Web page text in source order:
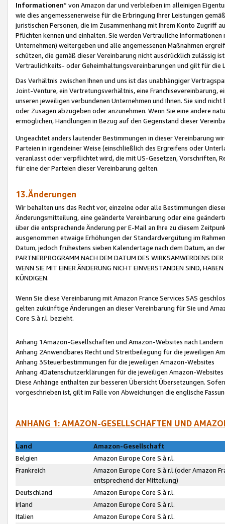
Informationen“ von Amazon dar und verbleiben im alleinigen
wie dies angemessenerweise für die Erbringung Ihrer Leistungen
juristischen Personen, die im Zusammenhang mit Ihrem Konto
Pflichten kennen und einhalten. Sie werden Vertrauliche
Unternehmen) weitergeben und alle angemessenen Maßnahmen
schützen, die gemäß dieser Vereinbarung nicht ausdrücklich zulässig
Vertraulichkeits- oder Geheimhaltungsvereinbarungen und gilt für die
Das Verhältnis zwischen Ihnen und uns ist das unabhängiger
Joint-Venture, ein Vertretungsverhältnis, eine Franchisevereinbarung,
unseren jeweiligen verbundenen Unternehmen und Ihnen. Sie sind
oder Zusagen abzugeben oder anzunehmen. Wenn Sie eine andere
ermöglichen, Handlungen in Bezug auf den Gegenstand dieser
Ungeachtet anders lautender Bestimmungen in dieser Vereinbarung
Parteien in irgendeiner Weise (einschließlich des Ergreifens oder
veranlasst oder verpflichtet wird, die mit US-Gesetzen, Vorschriften,
für eine der Parteien dieser Vereinbarung gelten.
13.Änderungen
Wir behalten uns das Recht vor, einzelne oder alle Bestimmungen
Änderungsmitteilung, eine geänderte Vereinbarung oder eine
über die entsprechende Änderung per E-Mail an Ihre zu diesem
ausgenommen etwaige Erhöhungen der Standardvergütung im
Datum, jedoch frühestens sieben Kalendertage nach dem Datum, an
PARTNERPROGRAMM NACH DEM DATUM DES WIRKSAMWERDENS
WENN SIE MIT EINER ÄNDERUNG NICHT EINVERSTANDEN SIND,
KÜNDIGEN.
Wenn Sie diese Vereinbarung mit Amazon France Services SAS
gelten zukünftige Änderungen an dieser Vereinbarung für Sie und
Core S.à r.l. bezieht.
Anhang 1Amazon-Gesellschaften und Amazon-Websites nach Ländern
Anhang 2Anwendbares Recht und Streitbeilegung für die jeweiligen
Anhang 3Steuerbestimmungen für die jeweiligen Amazon-Websites
Anhang 4Datenschutzerklärungen für die jeweiligen Amazon-Websites
Diese Anhänge enthalten zur besseren Übersicht Übersetzungen.
vorgeschrieben ist, gilt im Falle von Abweichungen die englische
ANHANG 1: AMAZON-GESELLSCHAFTEN UND
Land
Amazon-Gesellschaft
Belgien
Amazon Europe Core S.à r.l.
Frankreich
Amazon Europe Core S.à r.l.(oder Amazon
entsprechend der Mitteilung)
Deutschland
Amazon Europe Core S.à r.l.
Irland
Amazon Europe Core S.à r.l.
Italien
Amazon Europe Core S.à r.l.